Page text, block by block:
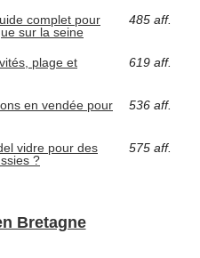
complet pour
sur la seine
485 aff.
plage et
619 aff.
en vendée pour
536 aff.
vidre pour des
?
575 aff.
Bretagne